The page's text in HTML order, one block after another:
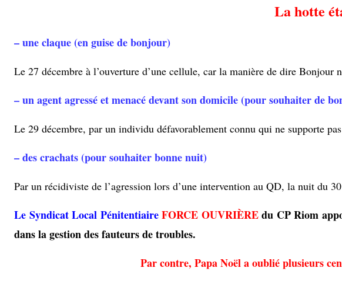
La hotte
– une claque (en guise de bonjour)
Le 27 décembre à l’ouverture d’une cellule, car la manière de dire Bonjour
– un agent agressé et menacé devant son domicile (pour souhaiter de
Le 29 décembre, par un individu défavorablement connu qui ne supporte
– des crachats (pour souhaiter bonne nuit)
Par un récidiviste de l’agression lors d’une intervention au QD, la nuit du
Le Syndicat Local Pénitentiaire FORCE OUVRIÈREdu CP Riom
dans la gestiondes fauteurs de troubles.
Par contre, Papa Noël a oublié plusieurs